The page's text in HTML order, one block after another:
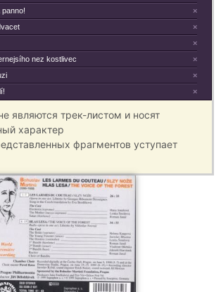
×
×
×
×
nez kostlivec
×
×
являются трек-листом и носят
характер
фрагментов уступает